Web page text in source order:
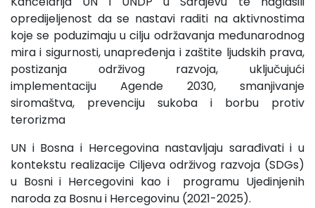
opredijeljenost da se nastavi raditi na aktivnostima
koje se poduzimaju u cilju održavanja međunarodnog
mira i sigurnosti, unapređenja i zaštite ljudskih prava,
postizanja održivog razvoja, uključujući
implementaciju Agende 2030, smanjivanje
siromaštva, prevenciju sukoba i borbu protiv
terorizma
UN i Bosna i Hercegovina nastavljaju sarađivati i u
kontekstu realizacije Ciljeva održivog razvoja (SDGs)
u Bosni i Hercegovini kao i programu Ujedinjenih
naroda za Bosnu i Hercegovinu (2021-2025).